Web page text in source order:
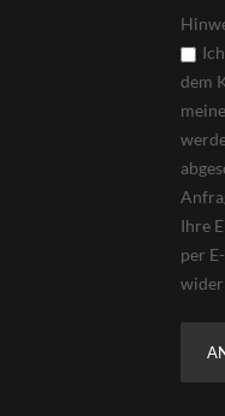
dem
Ihre
per